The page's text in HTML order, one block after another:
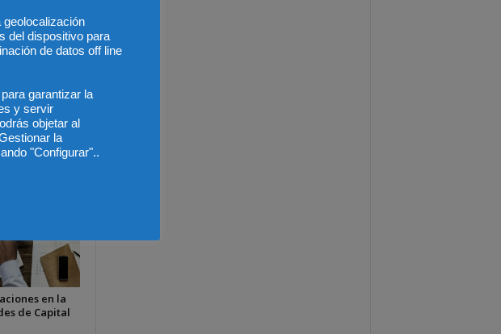
siguiente
"Huertas
en la
de Capital
geolocalización
del dispositivo para
de datos off line
garantizar la
y servir
objetar al
la
"Configurar"..